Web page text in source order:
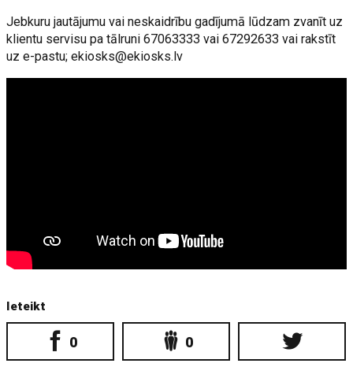
Jebkuru jautājumu vai neskaidrību gadījumā lūdzam zvanīt uz
klientu servisu pa tālruni 67063333 vai 67292633 vai rakstīt
uz e-pastu;ekiosks@ekiosks.lv
Ieteikt
0 0